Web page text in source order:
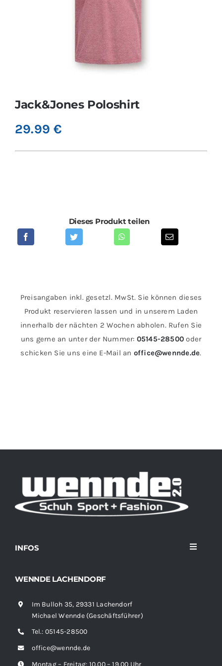
Jack&Jones Poloshirt
29.99€
Dieses Produkt teilen
Preisangaben inkl. gesetzl. MwSt. Sie können dieses
Produkt reservieren lassen und in unserem Laden
innerhalb der nächten 2 Wochen abholen. Rufen Sie
uns gerne an unter der Nummer: 05145-28500 oder
schicken Sie uns eine E-Mail an office@wennde.de.
INFOS
Toggle
Sortiment
News
WENNDE LACHENDORF
Im Bulloh 35, 29331 Lachendorf
Michael Wennde (Geschäftsführer)
Tel.: 05145-28500
office@wennde.de
Montag – Freitag: 10.00 – 19.00 Uhr